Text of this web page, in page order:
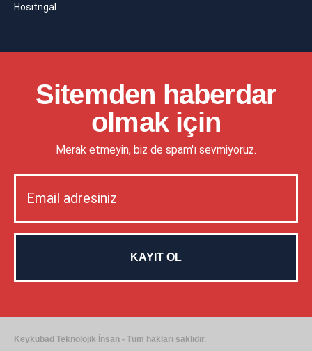
Hositngal
Sitemden haberdar
olmak için
Merak etmeyin, biz de spam'ı sevmiyoruz.
Keykubad Teknolojik İnsan - Tüm hakları saklıdır.